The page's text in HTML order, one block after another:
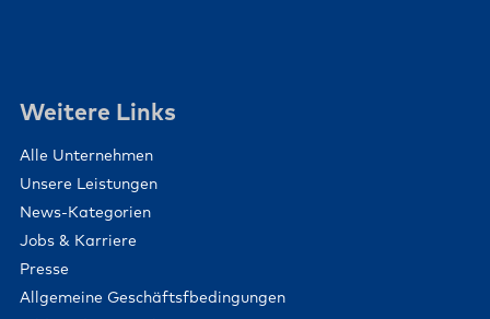
Weitere Links
Alle Unternehmen
Unsere Leistungen
News-Kategorien
Jobs & Karriere
Presse
Allgemeine Geschäftsfbedingungen